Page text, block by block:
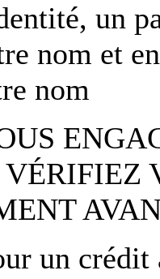
un
nom et
nom
un